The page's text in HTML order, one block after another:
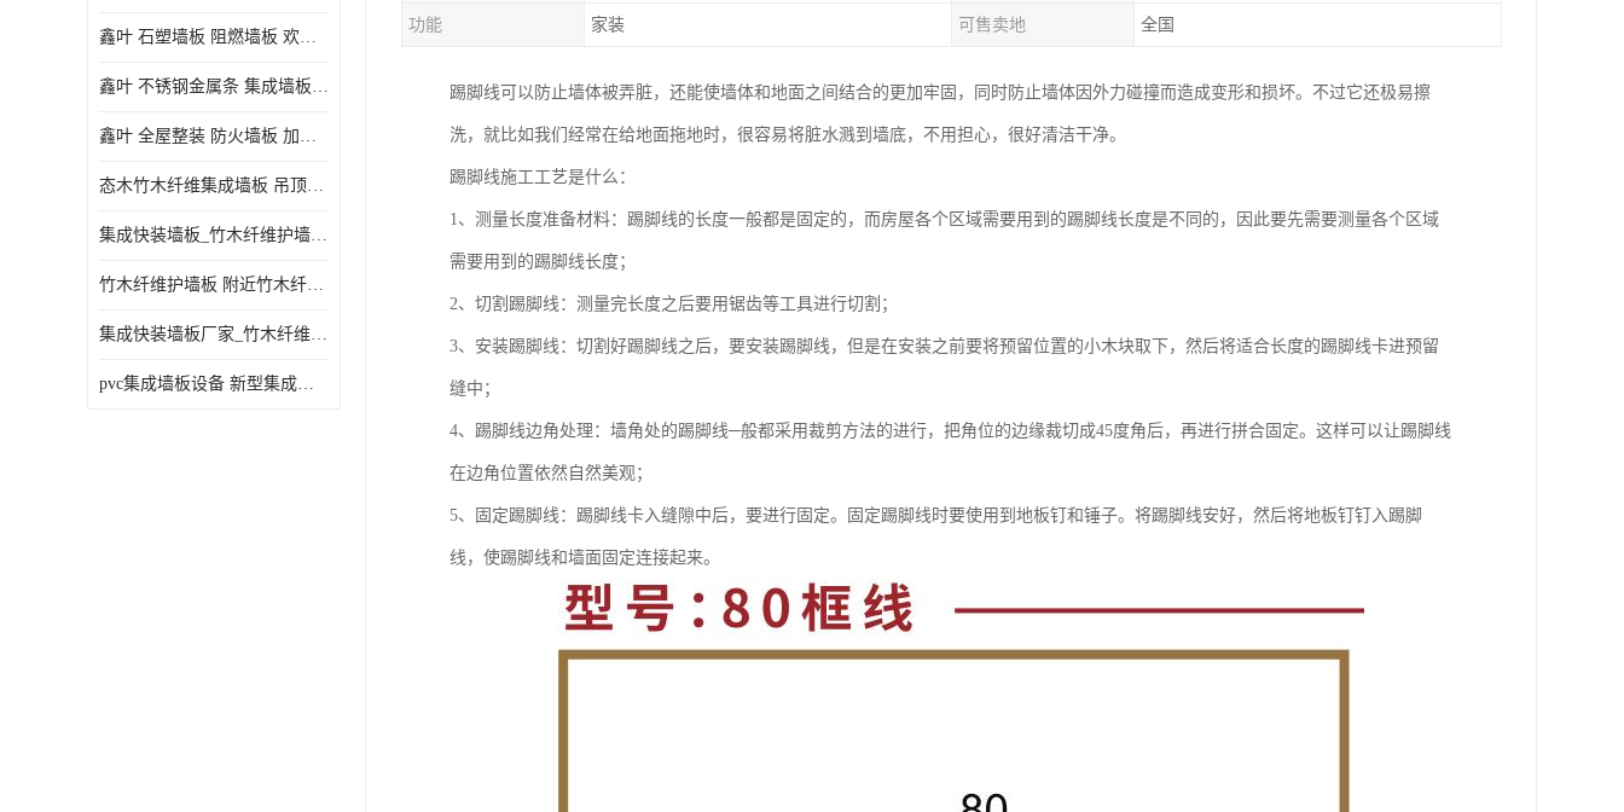
鑫叶 石塑墙板 阻燃墙板 欢迎选购
鑫叶 不锈钢金属条 集成墙板阴角线 欢迎选购
鑫叶 全屋整装 防火墙板 加工定制
态木竹木纤维集成墙板 吊顶板材 扣板快装 护墙板
集成快装墙板_竹木纤维护墙板厂家_竹木纤维集成墙板厂家
竹木纤维护墙板 附近竹木纤维集成墙板厂
集成快装墙板厂家_竹木纤维护墙板厂家_竹木纤维集成墙板厂家
pvc集成墙板设备 新型集成墙板 厂家供应
功能 家装 可售卖地 全国
踢脚线可以防止墙体被弄脏，还能使墙体和地面之间结合的更加牢固，同时防止墙体因外力碰撞而造成变形和损坏。不过它还极易擦
洗，就比如我们经常在给地面拖地时，很容易将脏水溅到墙底，不用担心，很好清洁干净。
踢脚线施工工艺是什么：
1、测量长度准备材料：踢脚线的长度一般都是固定的，而房屋各个区域需要用到的踢脚线长度是不同的，因此要先需要测量各个区域
需要用到的踢脚线长度；
2、切割踢脚线：测量完长度之后要用锯齿等工具进行切割；
3、安装踢脚线：切割好踢脚线之后，要安装踢脚线，但是在安装之前要将预留位置的小木块取下，然后将适合长度的踢脚线卡进预留
缝中；
4、踢脚线边角处理：墙角处的踢脚线─般都采用裁剪方法的进行，把角位的边缘裁切成45度角后，再进行拼合固定。这样可以让踢脚线
在边角位置依然自然美观；
5、固定踢脚线：踢脚线卡入缝隙中后，要进行固定。固定踢脚线时要使用到地板钉和锤子。将踢脚线安好，然后将地板钉钉入踢脚
线，使踢脚线和墙面固定连接起来。